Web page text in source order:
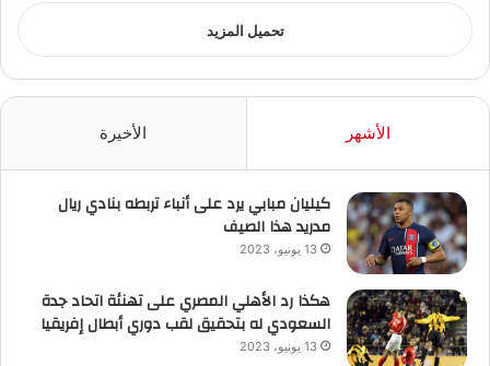
تحميل المزيد
الأشهر الأخيرة
كيليان مبابي يرد على أنباء تربطه بنادي ريال
مدريد هذا الصيف
13 يونيو، 2023
هكذا رد الأهلي المصري على تهنئة اتحاد جدة
السعودي له بتحقيق لقب دوري أبطال إفريقيا
13 يونيو، 2023